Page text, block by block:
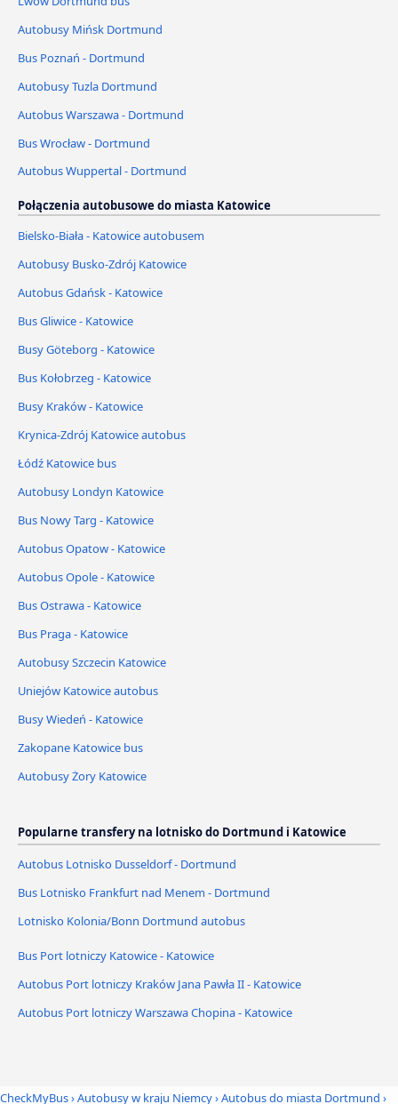
Autobusy Mińsk Dortmund
Bus Poznań - Dortmund
Autobusy Tuzla Dortmund
Autobus Warszawa - Dortmund
Bus Wrocław - Dortmund
Autobus Wuppertal - Dortmund
Połączenia autobusowe do miasta Katowice
Bielsko-Biała - Katowice autobusem
Autobusy Busko-Zdrój Katowice
Autobus Gdańsk - Katowice
Bus Gliwice - Katowice
Busy Göteborg - Katowice
Bus Kołobrzeg - Katowice
Busy Kraków - Katowice
Krynica-Zdrój Katowice autobus
Łódź Katowice bus
Autobusy Londyn Katowice
Bus Nowy Targ - Katowice
Autobus Opatow - Katowice
Autobus Opole - Katowice
Bus Ostrawa - Katowice
Bus Praga - Katowice
Autobusy Szczecin Katowice
Uniejów Katowice autobus
Busy Wiedeń - Katowice
Zakopane Katowice bus
Autobusy Żory Katowice
Popularne transfery na lotnisko do Dortmund i Katowice
Autobus Lotnisko Dusseldorf - Dortmund
Bus Lotnisko Frankfurt nad Menem - Dortmund
Lotnisko Kolonia/Bonn Dortmund autobus
Bus Port lotniczy Katowice - Katowice
Autobus Port lotniczy Kraków Jana Pawła II - Katowice
Autobus Port lotniczy Warszawa Chopina - Katowice
CheckMyBus›Autobusy w kraju Niemcy›Autobus do miasta Dortmund ›